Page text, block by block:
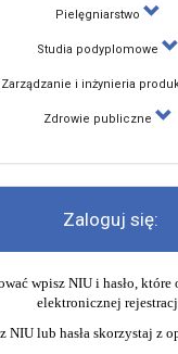
Pielęgniarstwo
Studia podyplomowe
Zarządzanie i inżynieria
Zdrowie publiczne
Zaloguj się:
wpisz NIU i hasło, które
elektronicznej
NIU lub hasła skorzystaj z